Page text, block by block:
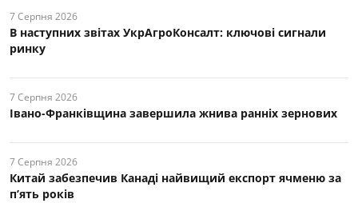
7 Серпня 2026
В наступних звітах УкрАгроКонсалт: ключові cигнали
ринку
7 Серпня 2026
Івано-Франківщина завершила жнива ранніх зернових
7 Серпня 2026
Китай забезпечив Канаді найвищий експорт ячменю за
п’ять років